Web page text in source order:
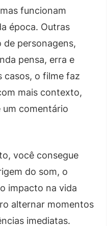
funcionam
época. Outras
personagens,
pensa, erra e
casos, o filme faz
mais contexto,
um comentário
você consegue
do som, o
impacto na vida
alternar momentos
imediatas.